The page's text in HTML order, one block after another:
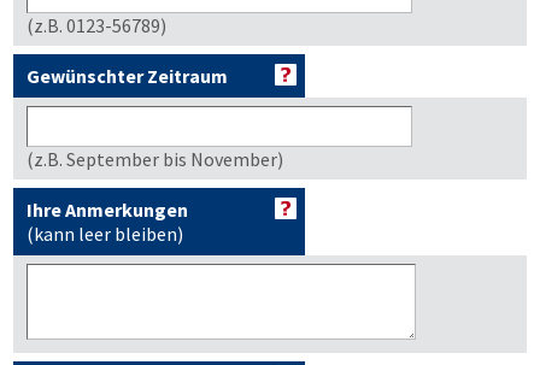
(z.B. 0123-56789)
Gewünschter Zeitraum
(z.B. September bis November)
Ihre Anmerkungen
(kann leer bleiben)